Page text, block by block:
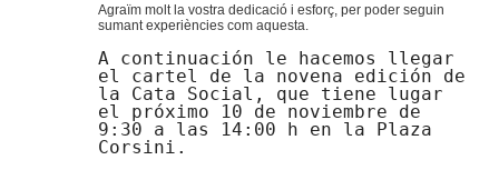
Agraïm molt la vostra dedicació i esforç, per poder seguin
sumant experiències com aquesta.
A continuación le hacemos llegar
el cartel de la novena edición de
la Cata Social, que tiene lugar
el próximo 10 de noviembre de
9:30 a las 14:00 h en la Plaza
Corsini.